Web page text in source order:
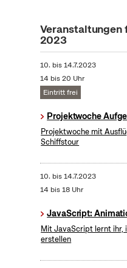
Veranstaltungen
2023
10. bis14.7.2023
14 bis 20 Uhr
Eintritt frei
Projektwoche
Projektwoche mit
Schiffstour
10. bis14.7.2023
14 bis 18 Uhr
JavaScript:
Mit JavaScript lernt ihr,
erstellen